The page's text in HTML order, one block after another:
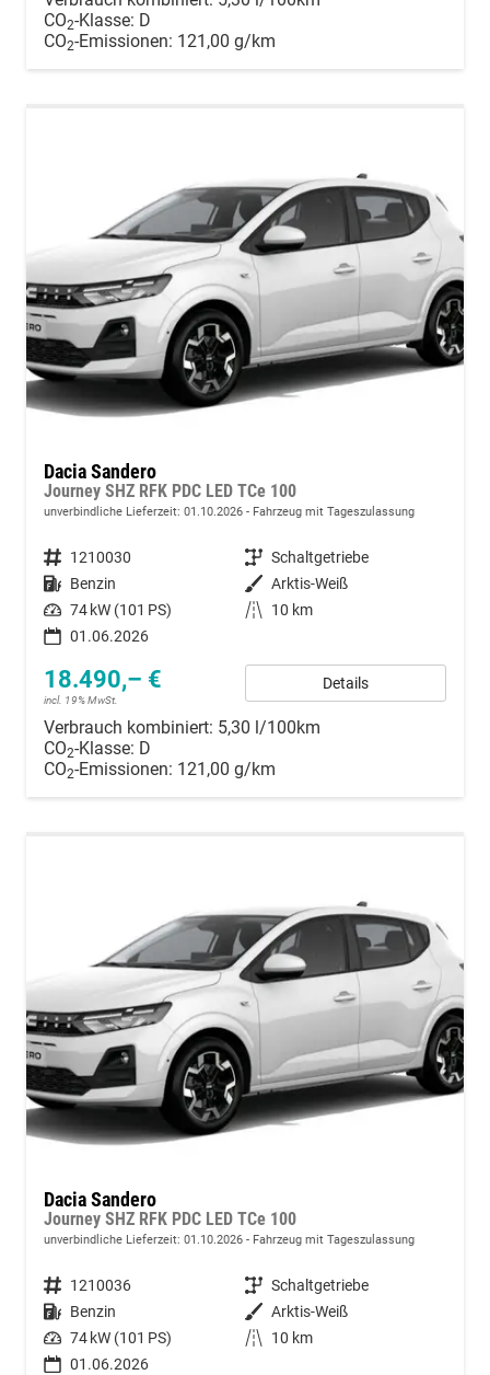
CO2-Klasse: D
CO2-Emissionen: 121,00 g/km
Dacia Sandero
Journey SHZ RFK PDC LED TCe 100
unverbindliche Lieferzeit: 01.10.2026 Fahrzeug mit Tageszulassung
Fahrzeugnummer 1210030 Getriebe Schaltgetriebe
Kraftstoff Benzin Außenfarbe Arktis-Weiß
Leistung 74 kW (101 PS) Kilometerstand
10 km
01.06.2026
18.490,– €
incl. 19% MwSt.
Details
Verbrauch kombiniert: 5,30 l/100km
CO2-Klasse: D
CO2-Emissionen: 121,00 g/km
Dacia Sandero
Journey SHZ RFK PDC LED TCe 100
unverbindliche Lieferzeit: 01.10.2026 Fahrzeug mit Tageszulassung
Fahrzeugnummer 1210036 Getriebe Schaltgetriebe
Kraftstoff Benzin Außenfarbe Arktis-Weiß
Leistung 74 kW (101 PS) Kilometerstand
10 km
01.06.2026